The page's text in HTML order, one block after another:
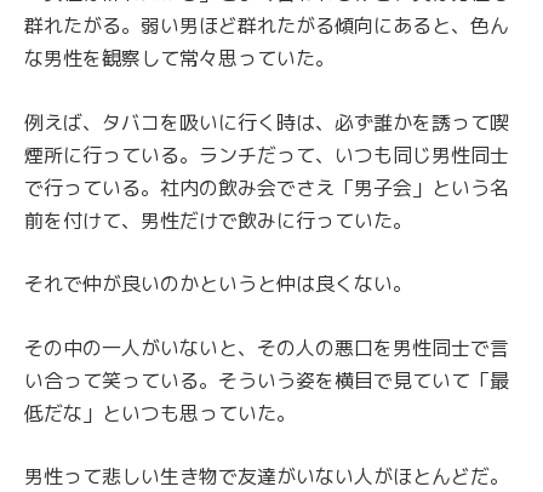
群れたがる。弱い男ほど群れたがる傾向にあると、色ん
な男性を観察して常々思っていた。
例えば、タバコを吸いに行く時は、必ず誰かを誘って喫
煙所に行っている。ランチだって、いつも同じ男性同士
で行っている。社内の飲み会でさえ「男子会」という名
前を付けて、男性だけで飲みに行っていた。
それで仲が良いのかというと仲は良くない。
その中の一人がいないと、その人の悪口を男性同士で言
い合って笑っている。そういう姿を横目で見ていて「最
低だな」といつも思っていた。
男性って悲しい生き物で友達がいない人がほとんどだ。